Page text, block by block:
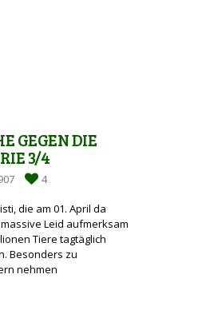
GEGEN DIE
3/4
4
die am 01. April da
Leid aufmerksam
Tiere tagtäglich
Besonders zu
nehmen